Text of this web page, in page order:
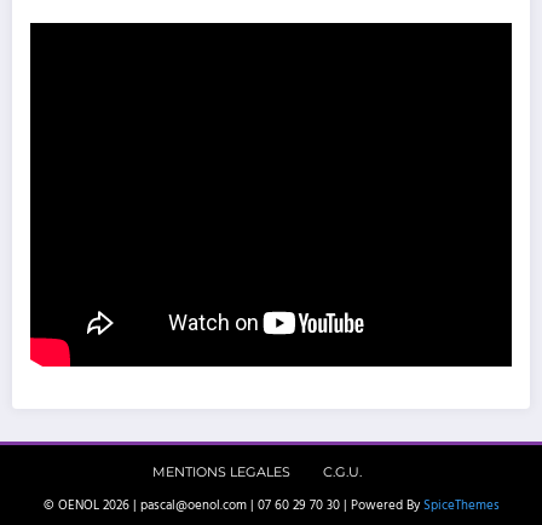
MENTIONS LEGALES C.G.U.
© OENOL 2026 | pascal@oenol.com | 07 60 29 70 30 | Powered By SpiceThemes